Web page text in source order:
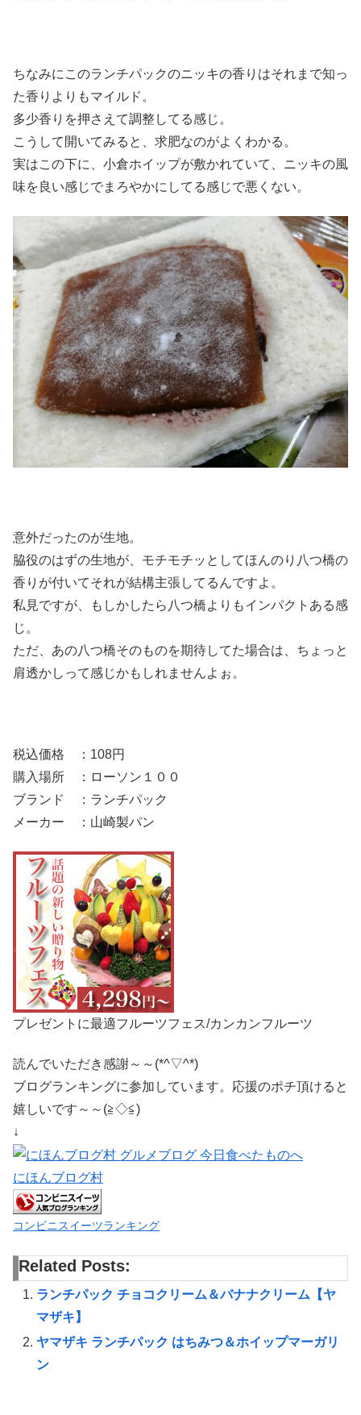
ちなみにこのランチパックのニッキの香りはそれまで知っ
た香りよりもマイルド。
多少香りを押さえて調整してる感じ。
こうして開いてみると、求肥なのがよくわかる。
実はこの下に、小倉ホイップが敷かれていて、ニッキの風
味を良い感じでまろやかにしてる感じで悪くない。
意外だったのが生地。
脇役のはずの生地が、モチモチッとしてほんのり八つ橋の
香りが付いてそれが結構主張してるんですよ。
私見ですが、もしかしたら八つ橋よりもインパクトある感
じ。
ただ、あの八つ橋そのものを期待してた場合は、ちょっと
肩透かしって感じかもしれませんよぉ。
税込価格 ：108円
購入場所 ：ローソン１００
ブランド ：ランチパック
メーカー ：山崎製パン
プレゼントに最適フルーツフェス/カンカンフルーツ
読んでいただき感謝～～(*^▽^*)
ブログランキングに参加しています。応援のポチ頂けると
嬉しいです～～(≧◇≦)
↓
にほんブログ村
コンビニスイーツランキング
Related Posts:
ランチパック チョコクリーム＆バナナクリーム【ヤ
マザキ】
ヤマザキ ランチパック はちみつ＆ホイップマーガリ
ン